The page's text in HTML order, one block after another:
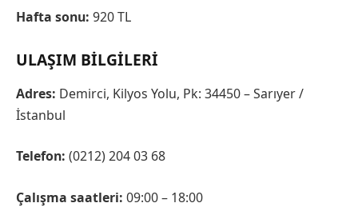
Hafta sonu: 920 TL
ULAŞIM BILGILERI
Adres: Demirci, Kilyos Yolu, Pk: 34450 – Sarıyer /
İstanbul
Telefon: (0212) 204 03 68
Çalışma saatleri: 09:00 – 18:00